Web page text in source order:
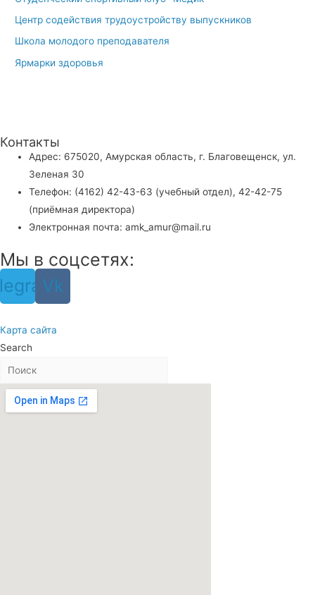
Центр содействия трудоустройству выпускников
Школа молодого преподавателя
Ярмарки здоровья
Контакты
Адрес: 675020, Амурская область, г. Благовещенск, ул.
Зеленая 30
Телефон: (4162) 42-43-63 (учебный отдел), 42-42-75
(приёмная директора)
Электронная почта: amk_amur@mail.ru
Мы в соцсетях:
Vk
Карта сайта
Search